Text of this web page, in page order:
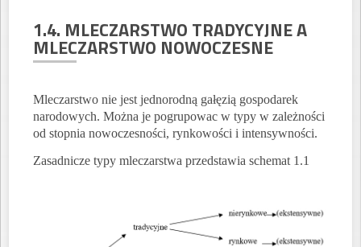
1.4. MLECZARSTWO TRADYCYJNE A
MLECZARSTWO NOWOCZESNE
Mleczarstwo nie jest jednorodną gałęzią gospodarek
narodowych. Można je pogrupowac w typy w zależności
od stopnia nowoczesności, rynkowości i intensywności.
Zasadnicze typy mleczarstwa przedstawia schemat 1.1